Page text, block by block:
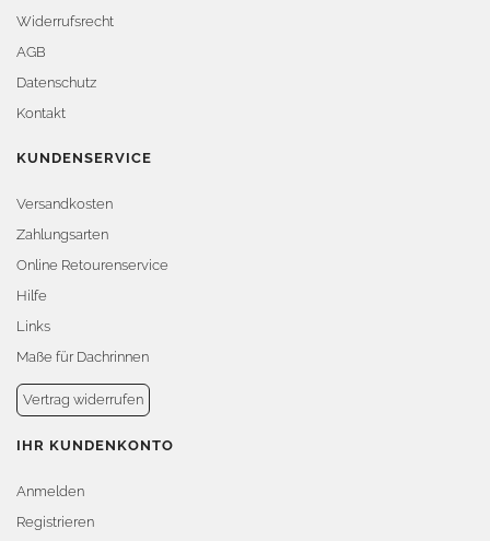
Widerrufsrecht
AGB
Datenschutz
Kontakt
KUNDENSERVICE
Versandkosten
Zahlungsarten
Online Retourenservice
Hilfe
Links
Maße für Dachrinnen
Vertrag widerrufen
IHR KUNDENKONTO
Anmelden
Registrieren